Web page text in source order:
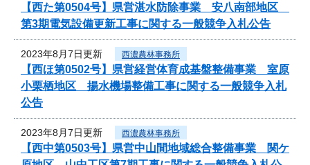
【西た第0504号】県営湛水防除事業 安八南部地区
第3期電気設備更新工事に関する一般競争入札公告
2023年8月7日更新 西濃農林事務所
【西ほ第0502号】県営経営体育成基盤整備事業 室原
小栗栖地区 揚水機場整備工事に関する一般競争入札
公告
2023年8月7日更新 西濃農林事務所
【西中第0503号】県営中山間地域総合整備事業 関ケ